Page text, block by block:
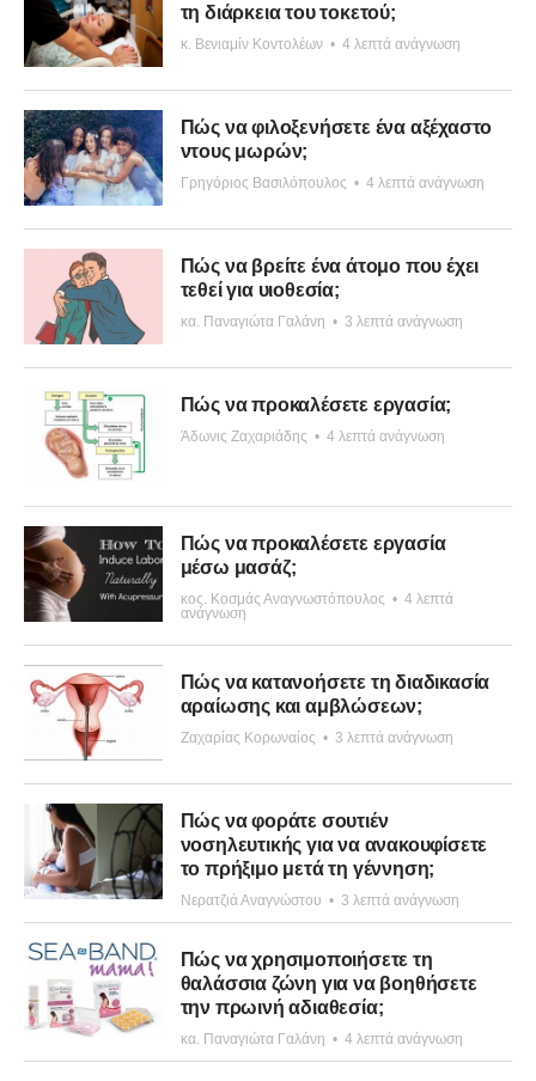
τη διάρκεια του τοκετού;
κ. Βενιαμίν Κοντολέων • 4 λεπτά ανάγνωση
Πώς να φιλοξενήσετε ένα αξέχαστο
ντους μωρών;
Γρηγόριος Βασιλόπουλος • 4 λεπτά ανάγνωση
Πώς να βρείτε ένα άτομο που έχει
τεθεί για υιοθεσία;
κα. Παναγιώτα Γαλάνη • 3 λεπτά ανάγνωση
Πώς να προκαλέσετε εργασία;
Άδωνις Ζαχαριάδης • 4 λεπτά ανάγνωση
Πώς να προκαλέσετε εργασία
μέσω μασάζ;
κος. Κοσμάς Αναγνωστόπουλος • 4 λεπτά
ανάγνωση
Πώς να κατανοήσετε τη διαδικασία
αραίωσης και αμβλώσεων;
Ζαχαρίας Κορωναίος • 3 λεπτά ανάγνωση
Πώς να φοράτε σουτιέν
νοσηλευτικής για να ανακουφίσετε
το πρήξιμο μετά τη γέννηση;
Νερατζιά Αναγνώστου • 3 λεπτά ανάγνωση
Πώς να χρησιμοποιήσετε τη
θαλάσσια ζώνη για να βοηθήσετε
την πρωινή αδιαθεσία;
κα. Παναγιώτα Γαλάνη • 4 λεπτά ανάγνωση